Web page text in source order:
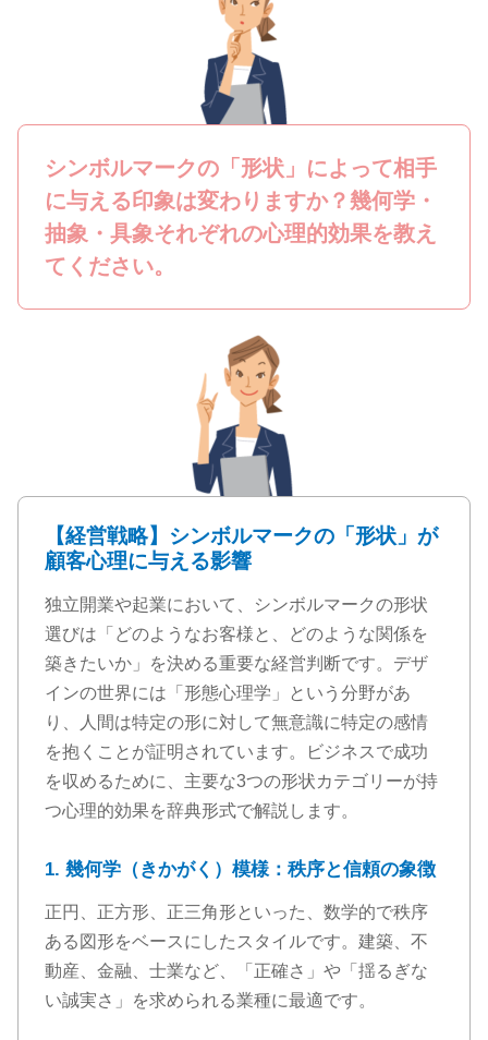
シンボルマークの「形状」によって相手
に与える印象は変わりますか？幾何学・
抽象・具象それぞれの心理的効果を教え
てください。
【経営戦略】シンボルマークの「形状」が
顧客心理に与える影響
独立開業や起業において、シンボルマークの形状
選びは「どのようなお客様と、どのような関係を
築きたいか」を決める重要な経営判断です。デザ
インの世界には「形態心理学」という分野があ
り、人間は特定の形に対して無意識に特定の感情
を抱くことが証明されています。ビジネスで成功
を収めるために、主要な3つの形状カテゴリーが持
つ心理的効果を辞典形式で解説します。
1. 幾何学（きかがく）模様：秩序と信頼の象徴
正円、正方形、正三角形といった、数学的で秩序
ある図形をベースにしたスタイルです。建築、不
動産、金融、士業など、「正確さ」や「揺るぎな
い誠実さ」を求められる業種に最適です。